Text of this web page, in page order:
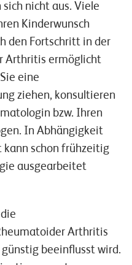
nicht aus. Viele
Kinderwunsch
den Fortschritt in der
Arthritis ermöglicht
eine
ziehen, konsultieren
bzw. Ihren
In Abhängigkeit
schon frühzeitig
ausgearbeitet
Arthritis
beeinflusst wird.